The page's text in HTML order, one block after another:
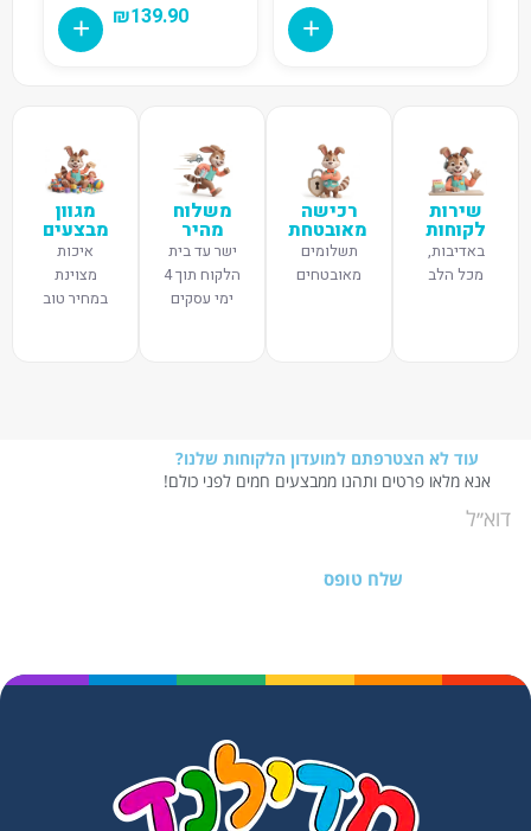
₪139.90
שירות
לקוחות
באדיבות,
מכל הלב
רכישה
מאובטחת
תשלומים
מאובטחים
משלוח
מהיר
ישר עד בית
הלקוח תוך 4
ימי עסקים
מגוון
מבצעים
איכות
מצוינת
במחיר טוב
עוד לא הצטרפתם למועדון הלקוחות שלנו?
אנא מלאו פרטים ותהנו ממבצעים חמים לפני כולם!
שלח טופס